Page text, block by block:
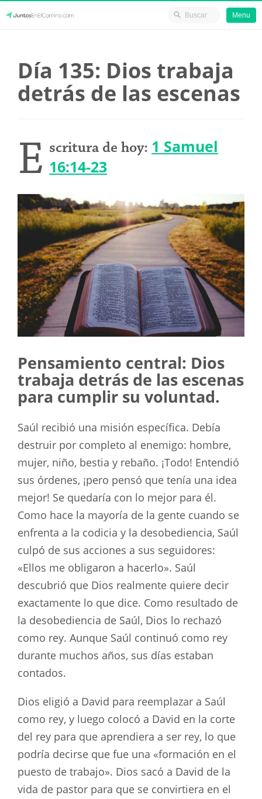
content
Menu
Día 135: Dios trabaja
detrás de las escenas
E scritura de hoy: 1 Samuel
16:14-23
Pensamiento central: Dios
trabaja detrás de las escenas
para cumplir su voluntad.
Saúl recibió una misión específica. Debía
destruir por completo al enemigo: hombre,
mujer, niño, bestia y rebaño. ¡Todo! Entendió
sus órdenes, ¡pero pensó que tenía una idea
mejor! Se quedaría con lo mejor para él.
Como hace la mayoría de la gente cuando se
enfrenta a la codicia y la desobediencia, Saúl
culpó de sus acciones a sus seguidores:
«Ellos me obligaron a hacerlo». Saúl
descubrió que Dios realmente quiere decir
exactamente lo que dice. Como resultado de
la desobediencia de Saúl, Dios lo rechazó
como rey. Aunque Saúl continuó como rey
durante muchos años, sus días estaban
contados.
Dios eligió a David para reemplazar a Saúl
como rey, y luego colocó a David en la corte
del rey para que aprendiera a ser rey, lo que
podría decirse que fue una «formación en el
puesto de trabajo». Dios sacó a David de la
vida de pastor para que se convirtiera en el